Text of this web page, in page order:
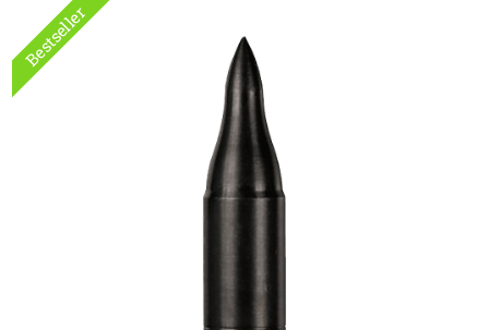
Bestseller